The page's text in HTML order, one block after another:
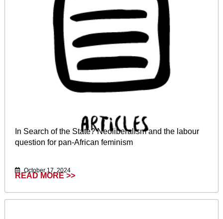
In Search of the State? Neoliberalism and the labour
question for pan-African feminism
October 17, 2024
READ MORE >>